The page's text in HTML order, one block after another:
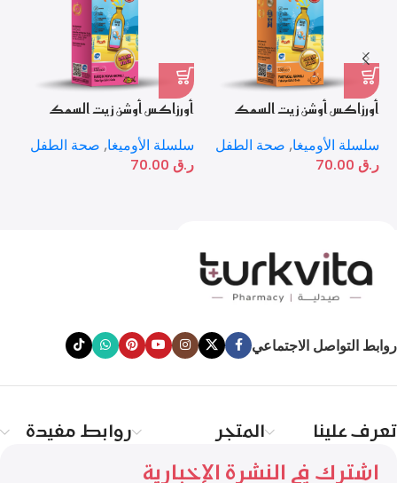
أورزاكس أوشن زيت السمك
سلسلة الأوميغا, صحة الطفل
ر.ق
أورزاكس أوشن زيت السمك
مل
سلسلة الأوميغا, صحة الطفل
ر.ق
روابط التواصل الاجتماعي
تعرف علينا المتجر روابط مفيدة
اشترك في النشرة الإخبارية